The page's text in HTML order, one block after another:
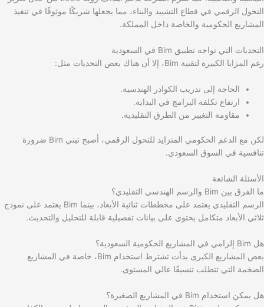
التحول الرقمي في قطاع التشييد والبناء، مما يجعلها شريكًا موثوقًا في تنفيذ
المشاريع الحكومية والخاصة داخل المملكة.
التحديات التي تواجه تطبيق Bim في السعودية
رغم المزايا الكبيرة لتقنية Bim، إلا أن هناك بعض التحديات مثل:
الحاجة إلى تدريب الكوادر الهندسية.
ارتفاع تكلفة البرامج في البداية.
مقاومة التغيير من الطرق التقليدية.
لكن مع الدعم الحكومي المتزايد للتحول الرقمي، أصبح تبني Bim ضرورة
تنافسية في السوق السعودي.
الأسئلة الشائعة
ما الفرق بين Bim والرسم الهندسي التقليدي؟
الرسم التقليدي يعتمد على مخططات ثنائية الأبعاد، بينما Bim يعتمد على نموذج
ثلاثي الأبعاد متكامل يحتوي على بيانات تفصيلية قابلة للتحليل والتحديث.
هل Bim إلزامي في المشاريع الحكومية السعودية؟
بعض المشاريع الكبرى بدأت تشترط استخدام Bim، خاصة في المشاريع
الضخمة التي تتطلب تنسيقًا عالي المستوى.
هل يمكن استخدام Bim في المشاريع الصغيرة؟